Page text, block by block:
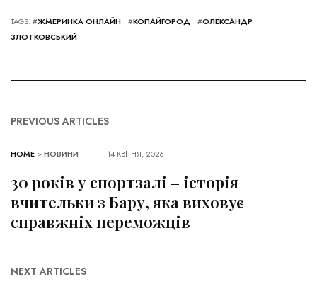
TAGS: #ЖМЕРИНКА ОНЛАЙН #КОПАЙГОРОД #ОЛЕКСАНДР
ЗЛОТКОВСЬКИЙ
PREVIOUS ARTICLES
HOME >НОВИНИ 14 КВІТНЯ, 2026
30 років у спортзалі – історія
вчительки з Бару, яка виховує
справжніх переможців
NEXT ARTICLES